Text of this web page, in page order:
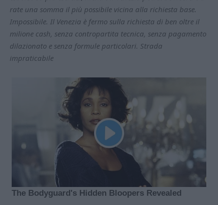
rate una somma il più possibile vicina alla richiesta base.
Impossibile. Il Venezia è fermo sulla richiesta di ben oltre il
milione cash, senza contropartita tecnica, senza pagamento
dilazionato e senza formule particolari. Strada
impraticabile